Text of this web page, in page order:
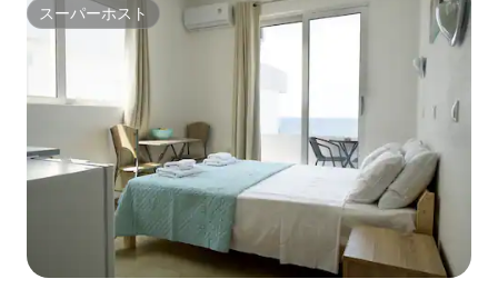
スーパーホスト
スーパーホスト